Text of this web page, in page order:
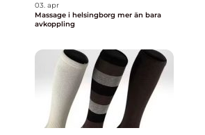
03. apr
Massage i helsingborg mer än bara
avkoppling